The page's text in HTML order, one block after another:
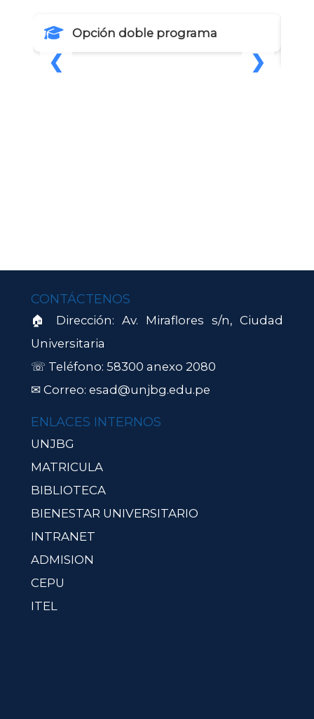
Opción doble programa
❮ ❯
CONTÁCTENOS
🏠 Dirección: Av. Miraflores s/n, Ciudad
Universitaria
☏ Teléfono: 58300 anexo 2080
✉ Correo: esad@unjbg.edu.pe
ENLACES INTERNOS
UNJBG
MATRICULA
BIBLIOTECA
BIENESTAR UNIVERSITARIO
INTRANET
ADMISION
CEPU
ITEL